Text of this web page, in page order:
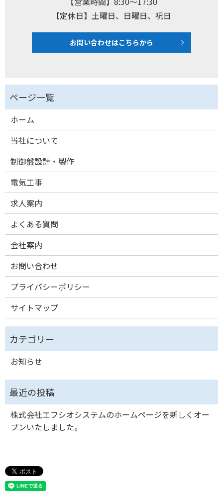
【定休日】土曜日、日曜日、祝日
お問い合わせはこちらから
ホーム
当社について
制御盤設計・製作
電気工事
求人案内
よくある質問
会社案内
お問い合わせ
プライバシーポリシー
サイトマップ
お知らせ
株式会社エフシオシステムのホームページを新しくオー
プンいたしました。